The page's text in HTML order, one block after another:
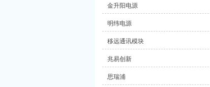
金升阳电源
明纬电源
移远通讯模块
兆易创新
思瑞浦